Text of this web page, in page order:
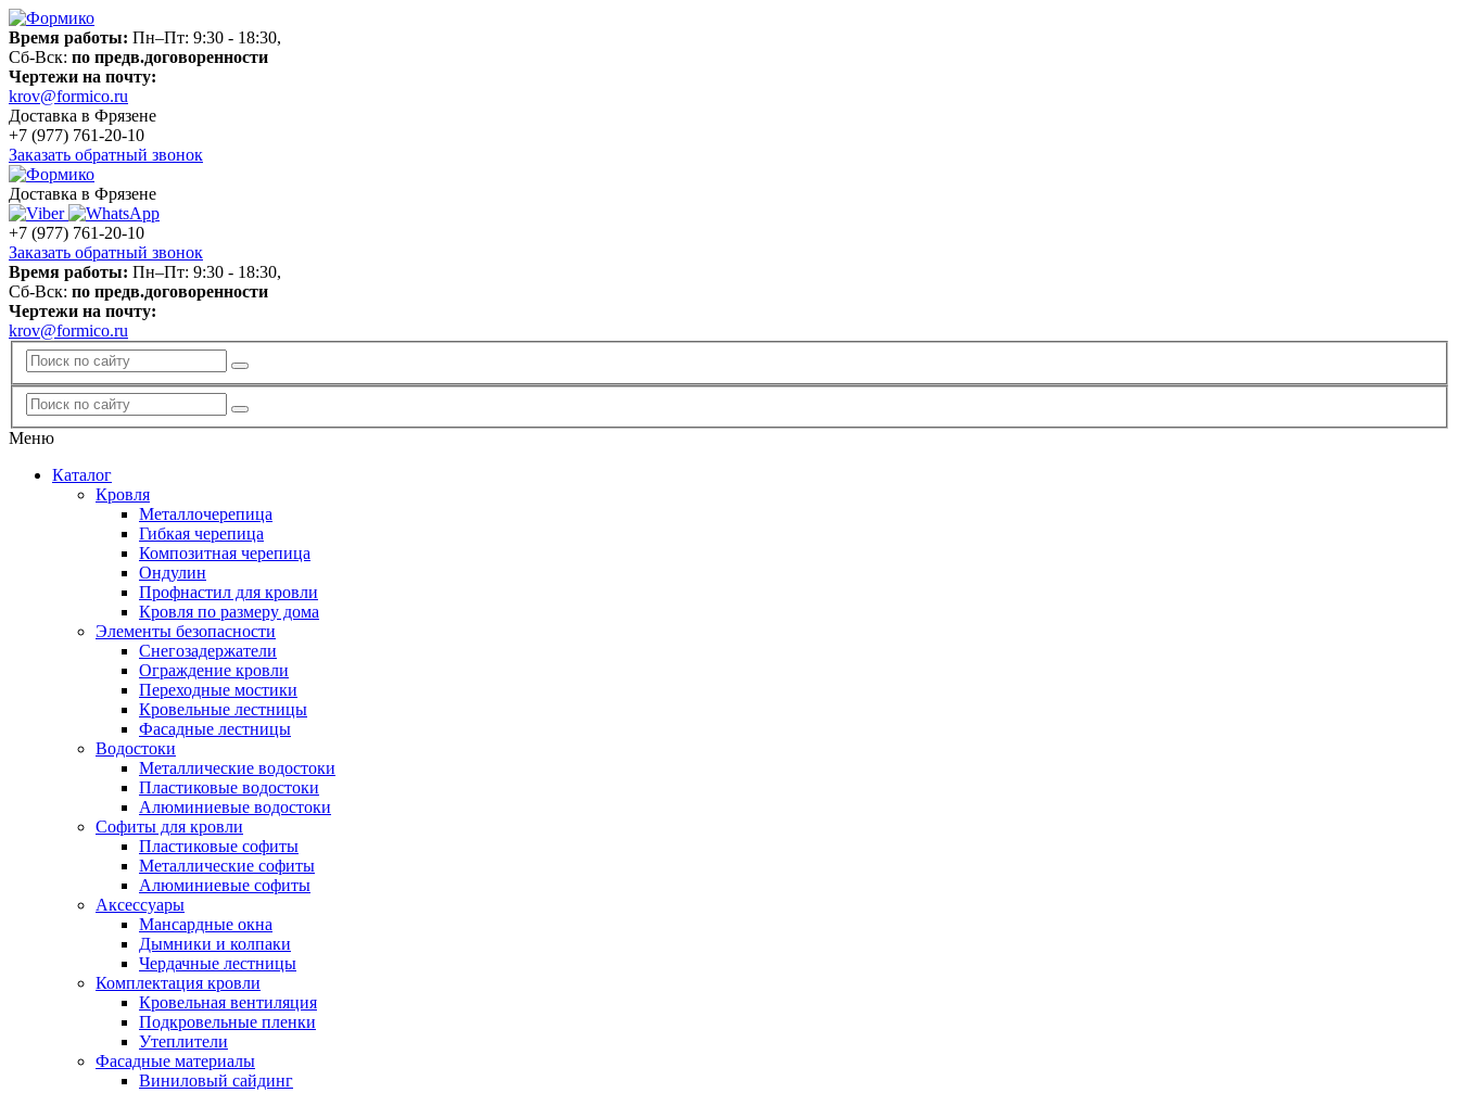
Время работы: Пн–Пт: 9:30 - 18:30,
Сб-Вск: по предв.договоренности
Чертежи на почту:
krov@formico.ru
Доставка в Фрязене
+7 (977) 761-20-10
Заказать обратный звонок
Доставка в Фрязене
+7 (977) 761-20-10
Заказать обратный звонок
Время работы: Пн–Пт: 9:30 - 18:30,
Сб-Вск: по предв.договоренности
Чертежи на почту:
krov@formico.ru
Меню
Каталог
Кровля
Металлочерепица
Гибкая черепица
Композитная черепица
Ондулин
Профнастил для кровли
Кровля по размеру дома
Элементы безопасности
Снегозадержатели
Ограждение кровли
Переходные мостики
Кровельные лестницы
Фасадные лестницы
Водостоки
Металлические водостоки
Пластиковые водостоки
Алюминиевые водостоки
Софиты для кровли
Пластиковые софиты
Металлические софиты
Алюминиевые софиты
Аксессуары
Мансардные окна
Дымники и колпаки
Чердачные лестницы
Комплектация кровли
Кровельная вентиляция
Подкровельные пленки
Утеплители
Фасадные материалы
Виниловый сайдинг